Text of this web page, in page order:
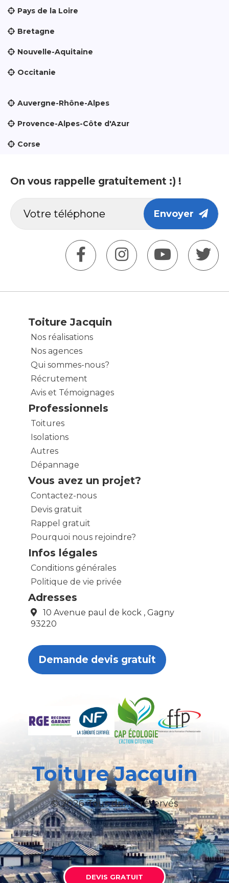
Pays de la Loire
Bretagne
Nouvelle-Aquitaine
Occitanie
Auvergne-Rhône-Alpes
Provence-Alpes-Côte d'Azur
Corse
On vous rappelle gratuitement :) !
Envoyer
Toiture Jacquin
Nos réalisations
Nos agences
Qui sommes-nous?
Récrutement
Avis et Témoignages
Professionnels
Toitures
Isolations
Autres
Dépannage
Vous avez un projet?
Contactez-nous
Devis gratuit
Rappel gratuit
Pourquoi nous rejoindre?
Infos légales
Conditions générales
Politique de vie privée
Adresses
10 Avenue paul de kock , Gagny
93220
Demande devis gratuit
Toiture Jacquin
© 2026 Tous droits réservés
DEVIS GRATUIT